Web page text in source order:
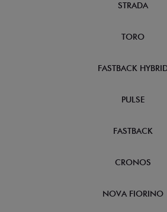
STRADA
TORO
FASTBACK
PULSE
FASTBACK
CRONOS
NOVA FIORINO